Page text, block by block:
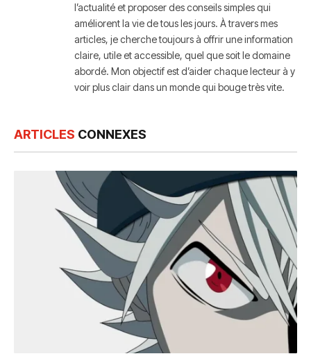
l’actualité et proposer des conseils simples qui
améliorent la vie de tous les jours. À travers mes
articles, je cherche toujours à offrir une information
claire, utile et accessible, quel que soit le domaine
abordé. Mon objectif est d’aider chaque lecteur à y
voir plus clair dans un monde qui bouge très vite.
ARTICLES CONNEXES